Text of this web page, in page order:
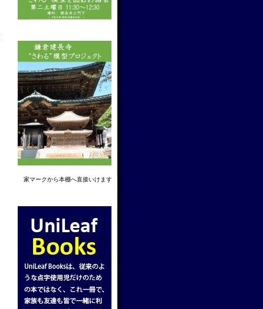
家マークから本棚へ直接いけます